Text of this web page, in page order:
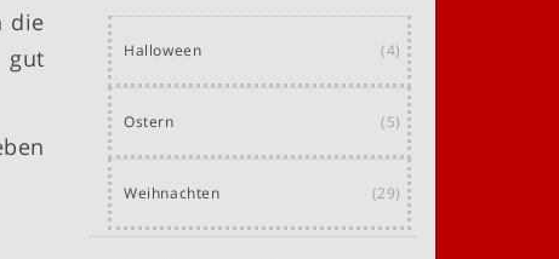
die
gut
Halloween (4)
Ostern (5)
Weihnachten (29)